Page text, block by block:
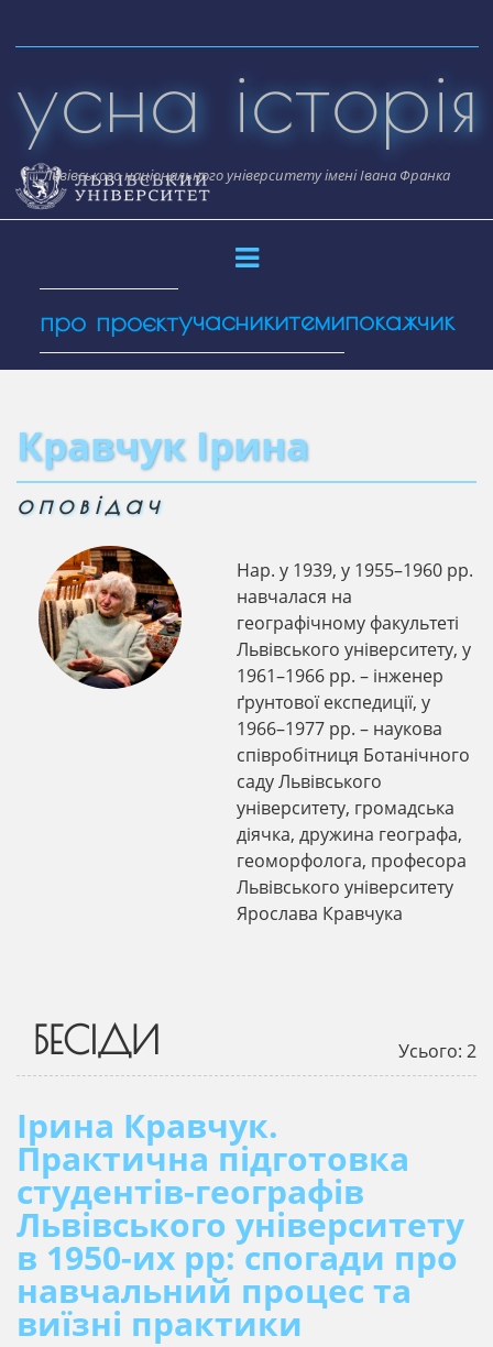
усна історія
Львівського національного університету імені Івана Франка
про проєктучасникитемипокажчик
Кравчук Ірина
оповідач
Нар. у 1939, у 1955–1960 рр.
навчалася на
географічному факультеті
Львівського університету, у
1961–1966 рр. – інженер
ґрунтової експедиції, у
1966–1977 рр. – наукова
співробітниця Ботанічного
саду Львівського
університету, громадська
діячка, дружина географа,
геоморфолога, професора
Львівського університету
Ярослава Кравчука
БЕСІДИ Усього: 2
Ірина Кравчук.
Практична підготовка
студентів-географів
Львівського університету
в 1950-их рр: спогади про
навчальний процес та
виїзні практики